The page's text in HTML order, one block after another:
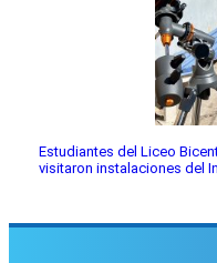
Estudiantes del Liceo
visitaron instalaciones del